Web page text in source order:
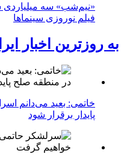
«نیم‌شب» سه میلیاردی
فیلم نوروزی سینماها
به روزترین اخبار
خاتمی: بعید می‌دانم
پایدار برقرار شود